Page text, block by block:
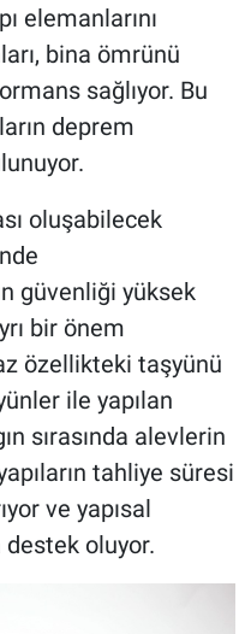
elemanlarını
bina ömrünü
sağlıyor. Bu
deprem
oluşabilecek
güvenliği yüksek
bir önem
özellikteki taşyünü
ile yapılan
sırasında alevlerin
tahliye süresi
ve yapısal
destek oluyor.